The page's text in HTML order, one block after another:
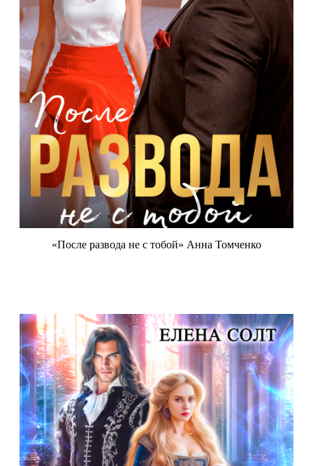
«После развода не с тобой» Анна Томченко